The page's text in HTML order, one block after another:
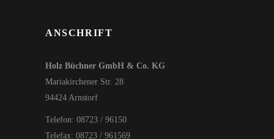
ANSCHRIFT
Holz Büchner GmbH & Co. KG
Mariakirchener Str. 28
94424 Arnstorf
Telefon: 08723 / 96150
Telefax: 08723 / 961569